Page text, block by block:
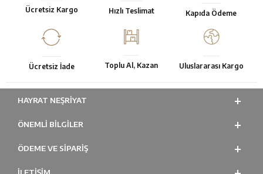
Ücretsiz Kargo Hızlı Teslimat Kapıda Ödeme
Ücretsiz İade Toplu Al, Kazan Uluslararası Kargo
HAYRAT NEŞRIYAT
ÖNEMLI BILGILER
ÖDEME VE SİPARİŞ
İLETİŞİM